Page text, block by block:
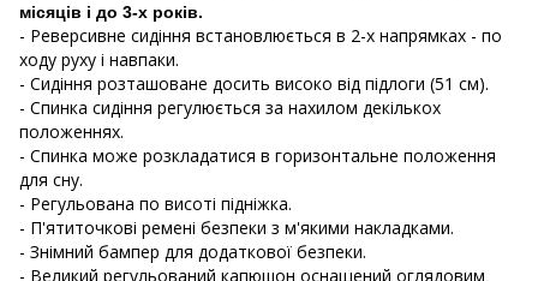
місяців і до 3-х років.
- Реверсивне сидіння встановлюється в 2-х напрямках - по
ходу руху і навпаки.
- Сидіння розташоване досить високо від підлоги (51 см).
- Спинка сидіння регулюється за нахилом декількох
положеннях.
- Спинка може розкладатися в горизонтальне положення
для сну.
- Регульована по висоті підніжка.
- П'ятиточкові ремені безпеки з м'якими накладками.
- Знімний бампер для додаткової безпеки.
- Великий регульований капюшон оснащений оглядовим